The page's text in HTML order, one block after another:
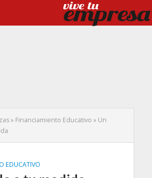
» Financiamiento Educativo » Un
EDUCATIVO